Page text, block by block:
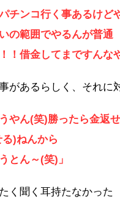
チンコ行く事あるけど
囲でやるんが普通
金してまですんな
があるらしく、それに
やん(笑)勝ったら金返
んから
ん～(笑)」
く聞く耳持たなかった